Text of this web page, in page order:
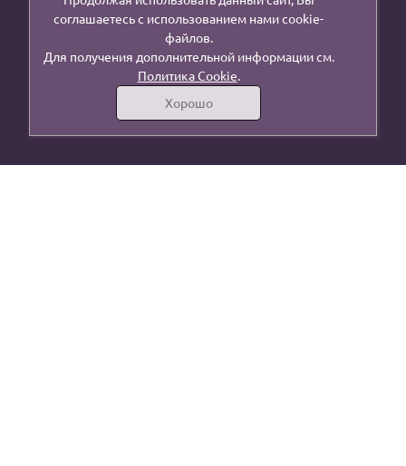
соглашаетесь с использованием нами cookie-
файлов.
Для получения дополнительной информации см.
Политика Cookie.
Хорошо